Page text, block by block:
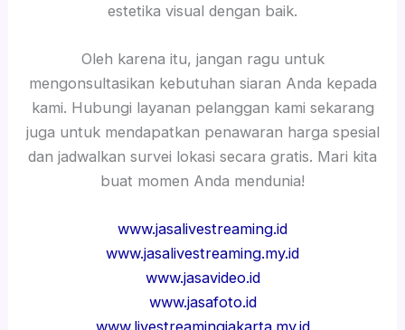
estetika visual dengan baik.
Oleh karena itu, jangan ragu untuk
mengonsultasikan kebutuhan siaran Anda kepada
kami. Hubungi layanan pelanggan kami sekarang
juga untuk mendapatkan penawaran harga spesial
dan jadwalkan survei lokasi secara gratis. Mari kita
buat momen Anda mendunia!
www.jasalivestreaming.id
www.jasalivestreaming.my.id
www.jasavideo.id
www.jasafoto.id